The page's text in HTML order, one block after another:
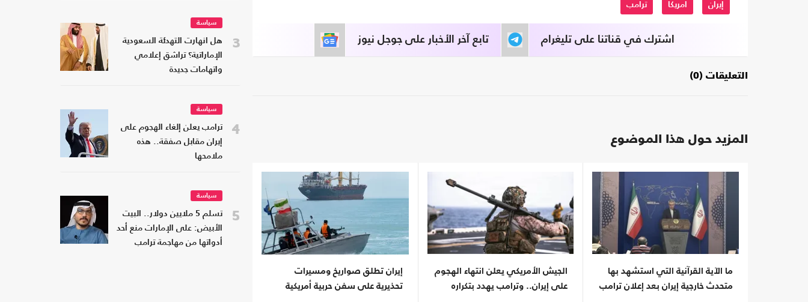
إيران امريكا ترامب
تابع آخر الأخبار على جوجل نيوز اشترك في قناتنا على تليغرام
التعليقات (0)
المزيد حول هذا الموضوع
ما الآية القرآنية التي استشهد بها
متحدث خارجية إيران بعد إعلان ترامب
الجيش الأمريكي يعلن انتهاء الهجوم
على إيران.. وترامب يهدد بتكراره
إيران تطلق صواريخ ومسيرات
تحذيرية على سفن حربية أمريكية
3
سياسة
هل انهارت التهدئة السعودية
الإماراتية؟ تراشق إعلامي
واتهامات جديدة
4
سياسة
ترامب يعلن إلغاء الهجوم على
إيران مقابل صفقة.. هذه
ملامحها
5
سياسة
تسلم 5 ملايين دولار.. البيت
الأبيض: على الإمارات منع أحد
أدواتها من مهاجمة ترامب